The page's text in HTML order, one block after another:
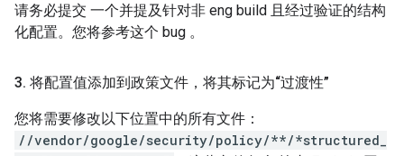
请务必提交 一个并提及针对非 eng build 且经过验证的结构
化配置。您将参考这个 bug 。
3. 将配置值添加到政策文件，将其标记为“过渡性”
您将需要修改以下位置中的所有文件：
//vendor/google/security/policy/**/*structured_